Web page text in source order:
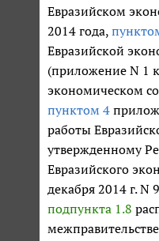
Евразийском
2014 года,
Евразийской
(приложение N 1
экономическом
пунктом 4
работы
утвержденному
Евразийского
декабря 2014 г. N
подпункта 1.8